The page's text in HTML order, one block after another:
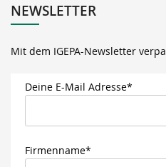
NEWSLETTER
Mit dem IGEPA-Newsletter
Deine E-Mail Adresse*
Firmenname*